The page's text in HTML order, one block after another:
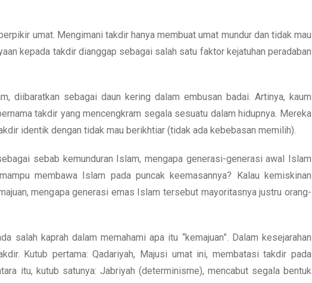
umat. Mengimani takdir hanya membuat umat mundur dan tidak mau
kepada takdir dianggap sebagai salah satu faktor kejatuhan peradaban
diibaratkan sebagai daun kering dalam embusan badai. Artinya, kaum
takdir yang mencengkram segala sesuatu dalam hidupnya. Mereka
identik dengan tidak mau berikhtiar (tidak ada kebebasan memilih).
sebab kemunduran Islam, mengapa generasi-generasi awal Islam
membawa Islam pada puncak keemasannya? Kalau kemiskinan
mengapa generasi emas Islam tersebut mayoritasnya justru orang-
salah kaprah dalam memahami apa itu “kemajuan”. Dalam kesejarahan
Kutub pertama: Qadariyah, Majusi umat ini, membatasi takdir pada
itu, kutub satunya: Jabriyah (determinisme), mencabut segala bentuk